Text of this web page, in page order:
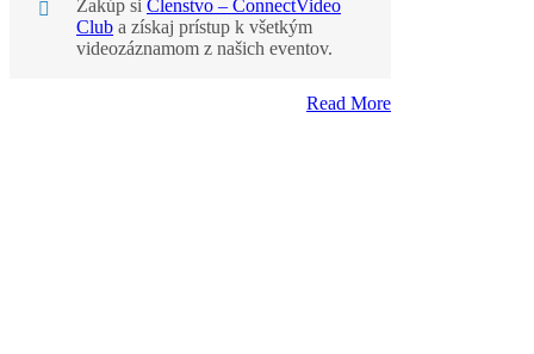
Zakúp si Členstvo – ConnectVideo
Club a získaj prístup k všetkým
videozáznamom z našich eventov.
Read More